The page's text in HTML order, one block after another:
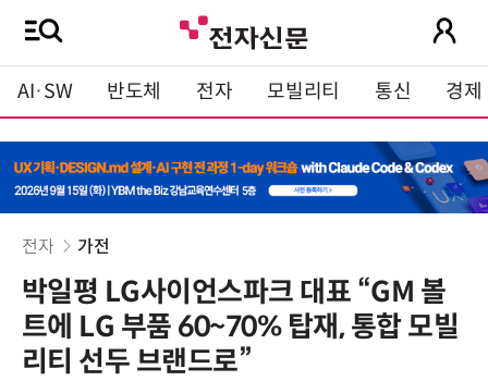
AI·SW 반도체 전자 모빌리티 통신 경제
전자 가전
박일평 LG사이언스파크 대표 “GM 볼
트에 LG 부품 60~70% 탑재, 통합 모빌
리티 선두 브랜드로”